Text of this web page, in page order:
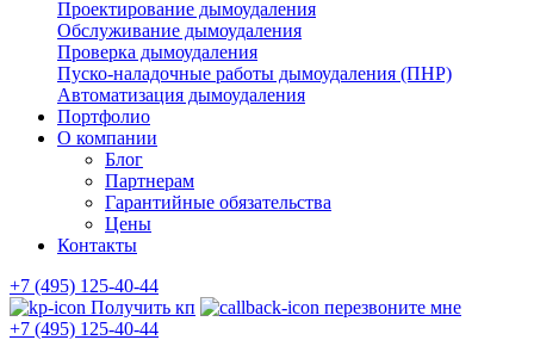
Проектирование дымоудаления
Обслуживание дымоудаления
Проверка дымоудаления
Пуско-наладочные работы дымоудаления (ПНР)
Автоматизация дымоудаления
Портфолио
О компании
Блог
Партнерам
Гарантийные обязательства
Цены
Контакты
+7 (495) 125-40-44
Получить кп
перезвоните мне
+7 (495) 125-40-44